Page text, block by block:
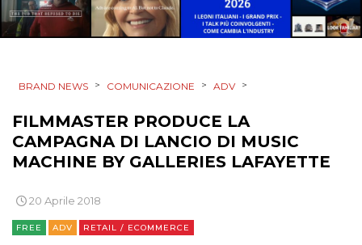
RADIO / AUDIO
DATI
RICERCHE
BRAND NEWS > COMUNICAZIONE > ADV >
FILMMASTER PRODUCE LA
CAMPAGNA DI LANCIO DI MUSIC
MACHINE BY GALLERIES LAFAYETTE
20 Aprile 2018
FREE ADV RETAIL / ECOMMERCE